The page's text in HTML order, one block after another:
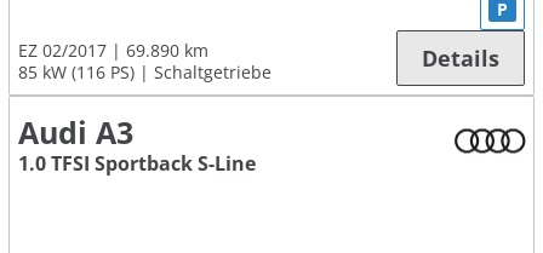
EZ 02/2017
69.890 km
85 kW (116 PS)
Schaltgetriebe
P
Details
Audi A3
1.0 TFSI Sportback S-Line